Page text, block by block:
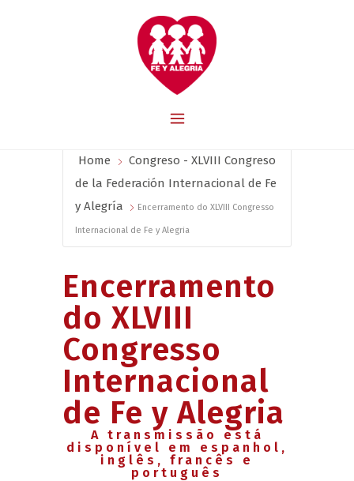
Home
Congreso - XLVIII Congreso
de la Federación Internacional de Fe
y Alegría
Encerramento do XLVIII Congresso
Internacional de Fe y Alegria
Encerramento
do XLVIII
Congresso
Internacional
de Fe y Alegria
A transmissão está
disponível em espanhol,
inglês, francês e
português